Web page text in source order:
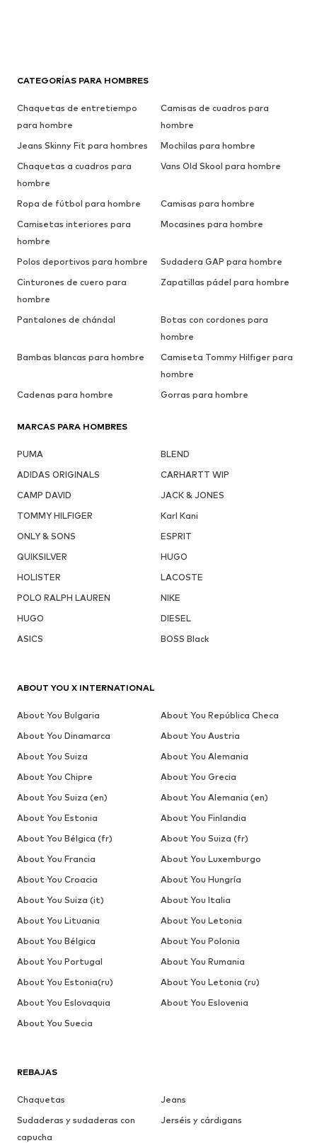
CATEGORÍAS PARA HOMBRES
Chaquetas de entretiempo
para hombre
Camisas de cuadros para
hombre
Jeans Skinny Fit para hombres
Mochilas para hombre
Chaquetas a cuadros para
hombre
Vans Old Skool para hombre
Ropa de fútbol para hombre
Camisas para hombre
Camisetas interiores para
hombre
Mocasines para hombre
Polos deportivos para hombre
Sudadera GAP para hombre
Cinturones de cuero para
hombre
Zapatillas pádel para hombre
Pantalones de chándal
Botas con cordones para
hombre
Bambas blancas para hombre
Camiseta Tommy Hilfiger para
hombre
Cadenas para hombre
Gorras para hombre
MARCAS PARA HOMBRES
PUMA
BLEND
ADIDAS ORIGINALS
CARHARTT WIP
CAMP DAVID
JACK & JONES
TOMMY HILFIGER
Karl Kani
ONLY & SONS
ESPRIT
QUIKSILVER
HUGO
HOLISTER
LACOSTE
POLO RALPH LAUREN
NIKE
HUGO
DIESEL
ASICS
BOSS Black
REBAJAS
Chaquetas
Jeans
Sudaderas y sudaderas con
capucha
Jerséis y cárdigans
ABOUT YOU X INTERNATIONAL
About You Bulgaria
About You República Checa
About You Dinamarca
About You Austria
About You Suiza
About You Alemania
About You Chipre
About You Grecia
About You Suiza (en)
About You Alemania (en)
About You Estonia
About You Finlandia
About You Bélgica (fr)
About You Suiza (fr)
About You Francia
About You Luxemburgo
About You Croacia
About You Hungría
About You Suiza (it)
About You Italia
About You Lituania
About You Letonia
About You Bélgica
About You Polonia
About You Portugal
About You Rumania
About You Estonia(ru)
About You Letonia (ru)
About You Eslovaquia
About You Eslovenia
About You Suecia